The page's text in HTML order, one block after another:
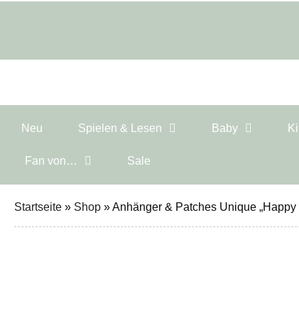
Neu Spielen & Lesen Baby
Fan von… Sale
Startseite » Shop »Anhänger & Patches Unique „Happy